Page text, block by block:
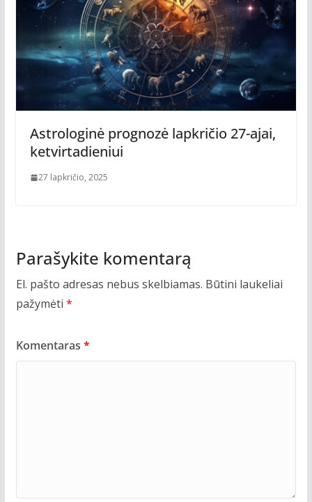
Astrologinė prognozė lapkričio 27-ajai,
ketvirtadieniui
27 lapkričio, 2025
Parašykite komentarą
El. pašto adresas nebus skelbiamas. Būtini laukeliai
pažymėti *
Komentaras *